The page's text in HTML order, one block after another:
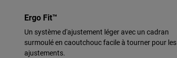
Ergo Fit™
Un système d'ajustement léger avec un cadran
surmoulé en caoutchouc facile à tourner pour les
ajustements.